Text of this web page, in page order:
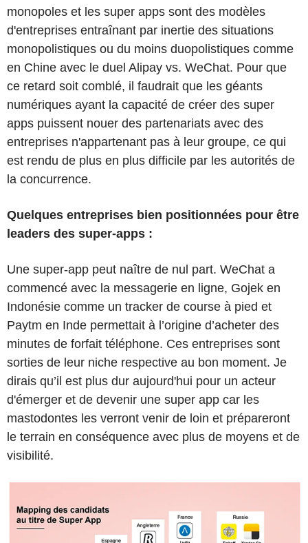
monopoles et les super apps sont des modèles
d'entreprises entraînant par inertie des situations
monopolistiques ou du moins duopolistiques comme
en Chine avec le duel Alipay vs. WeChat. Pour que
ce retard soit comblé, il faudrait que les géants
numériques ayant la capacité de créer des super
apps puissent nouer des partenariats avec des
entreprises n'appartenant pas à leur groupe, ce qui
est rendu de plus en plus difficile par les autorités de
la concurrence.
Quelques entreprises bien positionnées pour être
leaders des super-apps :
Une super-app peut naître de nul part. WeChat a
commencé avec la messagerie en ligne, Gojek en
Indonésie comme un tracker de course à pied et
Paytm en Inde permettait à l’origine d’acheter des
minutes de forfait téléphone. Ces entreprises sont
sorties de leur niche respective au bon moment. Je
dirais qu’il est plus dur aujourd'hui pour un acteur
d'émerger et de devenir une super app car les
mastodontes les verront venir de loin et prépareront
le terrain en conséquence avec plus de moyens et de
visibilité.